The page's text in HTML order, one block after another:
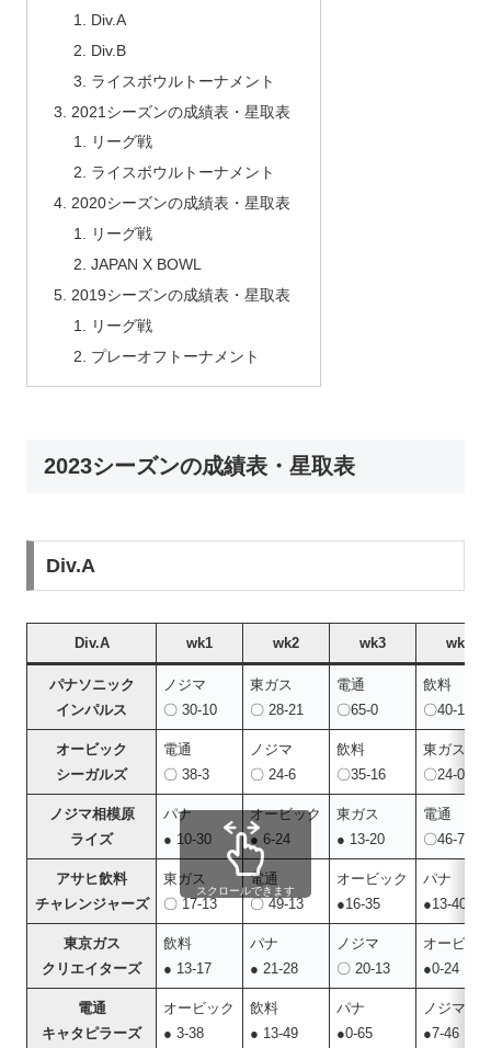
Div.A
Div.B
ライスボウルトーナメント
2021シーズンの成績表・星取表
リーグ戦
ライスボウルトーナメント
2020シーズンの成績表・星取表
リーグ戦
JAPAN X BOWL
2019シーズンの成績表・星取表
リーグ戦
プレーオフトーナメント
2023シーズンの成績表・星取表
Div.A
Div.A wk1 wk2 wk3 wk4
パナソニック
インパルス
ノジマ
〇 30-10
東ガス
〇 28-21
電通
〇65-0
飲料
〇40-13
オービック
シーガルズ
電通
〇 38-3
ノジマ
〇 24-6
飲料
〇35-16
東ガス
〇24-0
ノジマ相模原
ライズ
パナ
● 10-30
オービック
● 6-24
東ガス
● 13-20
電通
〇46-7
アサヒ飲料
チャレンジャーズ
東ガス
〇 17-13
電通
〇 49-13
オービック
●16-35
パナ
●13-40
東京ガス
クリエイターズ
飲料
● 13-17
パナ
● 21-28
ノジマ
〇 20-13
オービッ
●0-24
電通
キャタピラーズ
オービック
● 3-38
飲料
● 13-49
パナ
●0-65
ノジマ
●7-46
スクロールできます